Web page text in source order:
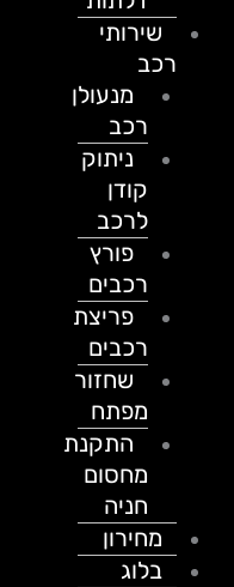
שירותי
מנעולן
ניתוק
לרכב
פורץ
רכבים
פריצת
רכבים
שחזור
מפתח
התקנת
מחסום
חניה
מחירון
בלוג